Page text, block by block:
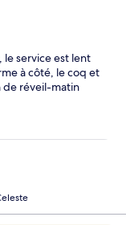
le service est lent
à côté, le coq et
de réveil-matin